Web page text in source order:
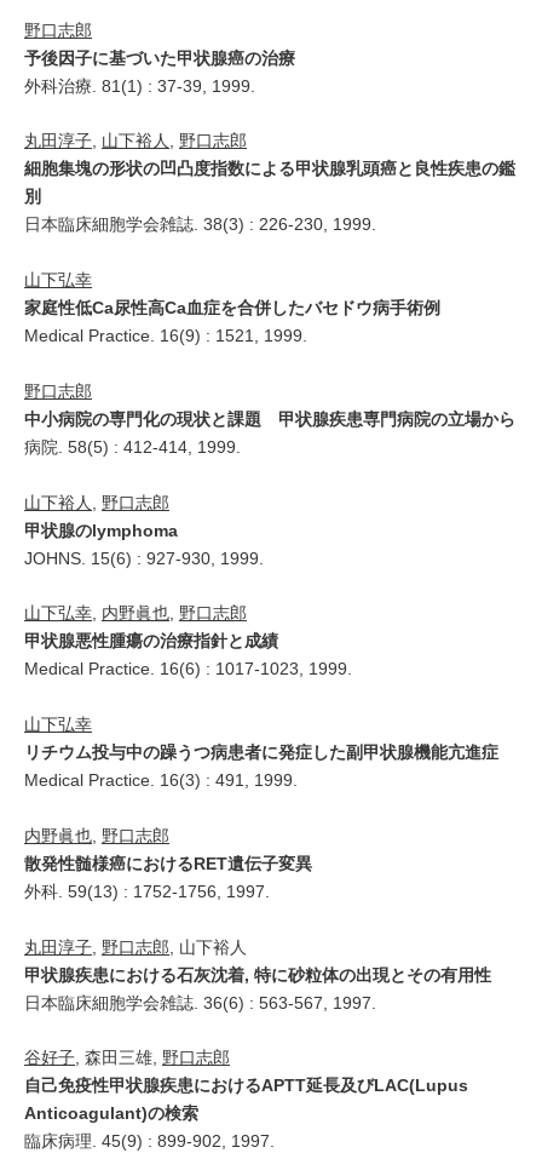
野口志郎
予後因子に基づいた甲状腺癌の治療
外科治療. 81(1) : 37-39, 1999.
丸田淳子, 山下裕人, 野口志郎
細胞集塊の形状の凹凸度指数による甲状腺乳頭癌と良性疾患の鑑
別
日本臨床細胞学会雑誌. 38(3) : 226-230, 1999.
山下弘幸
家庭性低Ca尿性高Ca血症を合併したバセドウ病手術例
Medical Practice. 16(9) : 1521, 1999.
野口志郎
中小病院の専門化の現状と課題 甲状腺疾患専門病院の立場から
病院. 58(5) : 412-414, 1999.
山下裕人
野口志郎
甲状腺のlymphoma
JOHNS. 15(6) : 927-930, 1999.
山下弘幸, 内野眞也, 野口志郎
甲状腺悪性腫瘍の治療指針と成績
Medical Practice. 16(6) : 1017-1023, 1999.
山下弘幸
リチウム投与中の躁うつ病患者に発症した副甲状腺機能亢進症
Medical Practice. 16(3) : 491, 1999.
内野眞也 野口志郎
散発性髄様癌におけるRET遺伝子変異
外科. 59(13) : 1752-1756, 1997.
丸田淳子 野口志郎 , 山下裕人
甲状腺疾患における石灰沈着, 特に砂粒体の出現とその有用性
日本臨床細胞学会雑誌. 36(6) : 563-567, 1997.
谷好子, 森田三雄, 野口志郎
自己免疫性甲状腺疾患におけるAPTT延長及びLAC(Lupus
Anticoagulant)の検索
臨床病理. 45(9) : 899-902, 1997.